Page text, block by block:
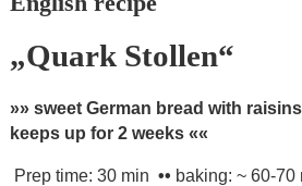
„Quark Stollen“
»» sweet German bread with
keeps up for 2 weeks ««
Prep time: 30 min •• baking: ~ 60-70